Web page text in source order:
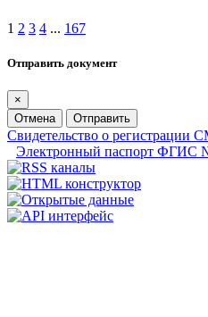
1 2 3 4 ... 167
Отправить документ
×
Отмена
Отправить
Свидетельство о
Электронный паспорт ФГИС